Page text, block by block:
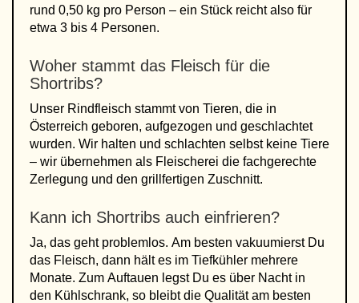
rund 0,50 kg pro Person – ein Stück reicht also für
etwa 3 bis 4 Personen.
Woher stammt das Fleisch für die
Shortribs?
Unser Rindfleisch stammt von Tieren, die in
Österreich geboren, aufgezogen und geschlachtet
wurden. Wir halten und schlachten selbst keine Tiere
– wir übernehmen als Fleischerei die fachgerechte
Zerlegung und den grillfertigen Zuschnitt.
Kann ich Shortribs auch einfrieren?
Ja, das geht problemlos. Am besten vakuumierst Du
das Fleisch, dann hält es im Tiefkühler mehrere
Monate. Zum Auftauen legst Du es über Nacht in
den Kühlschrank, so bleibt die Qualität am besten